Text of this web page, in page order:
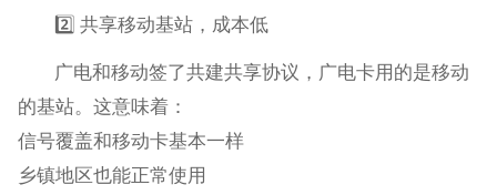
2️⃣ 共享移动基站，成本低
广电和移动签了共建共享协议，广电卡用的是移动
的基站。这意味着：
信号覆盖和移动卡基本一样
乡镇地区也能正常使用